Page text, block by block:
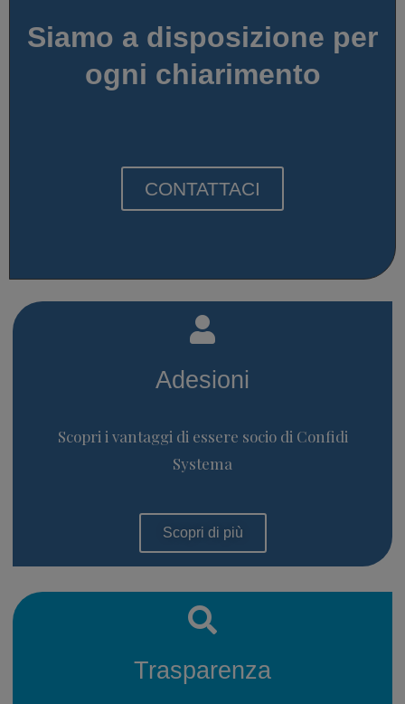
Siamo a disposizione per
ogni chiarimento
CONTATTACI
Adesioni
Scopri i vantaggi di essere socio di Confidi
Systema
Scopri di più
Trasparenza